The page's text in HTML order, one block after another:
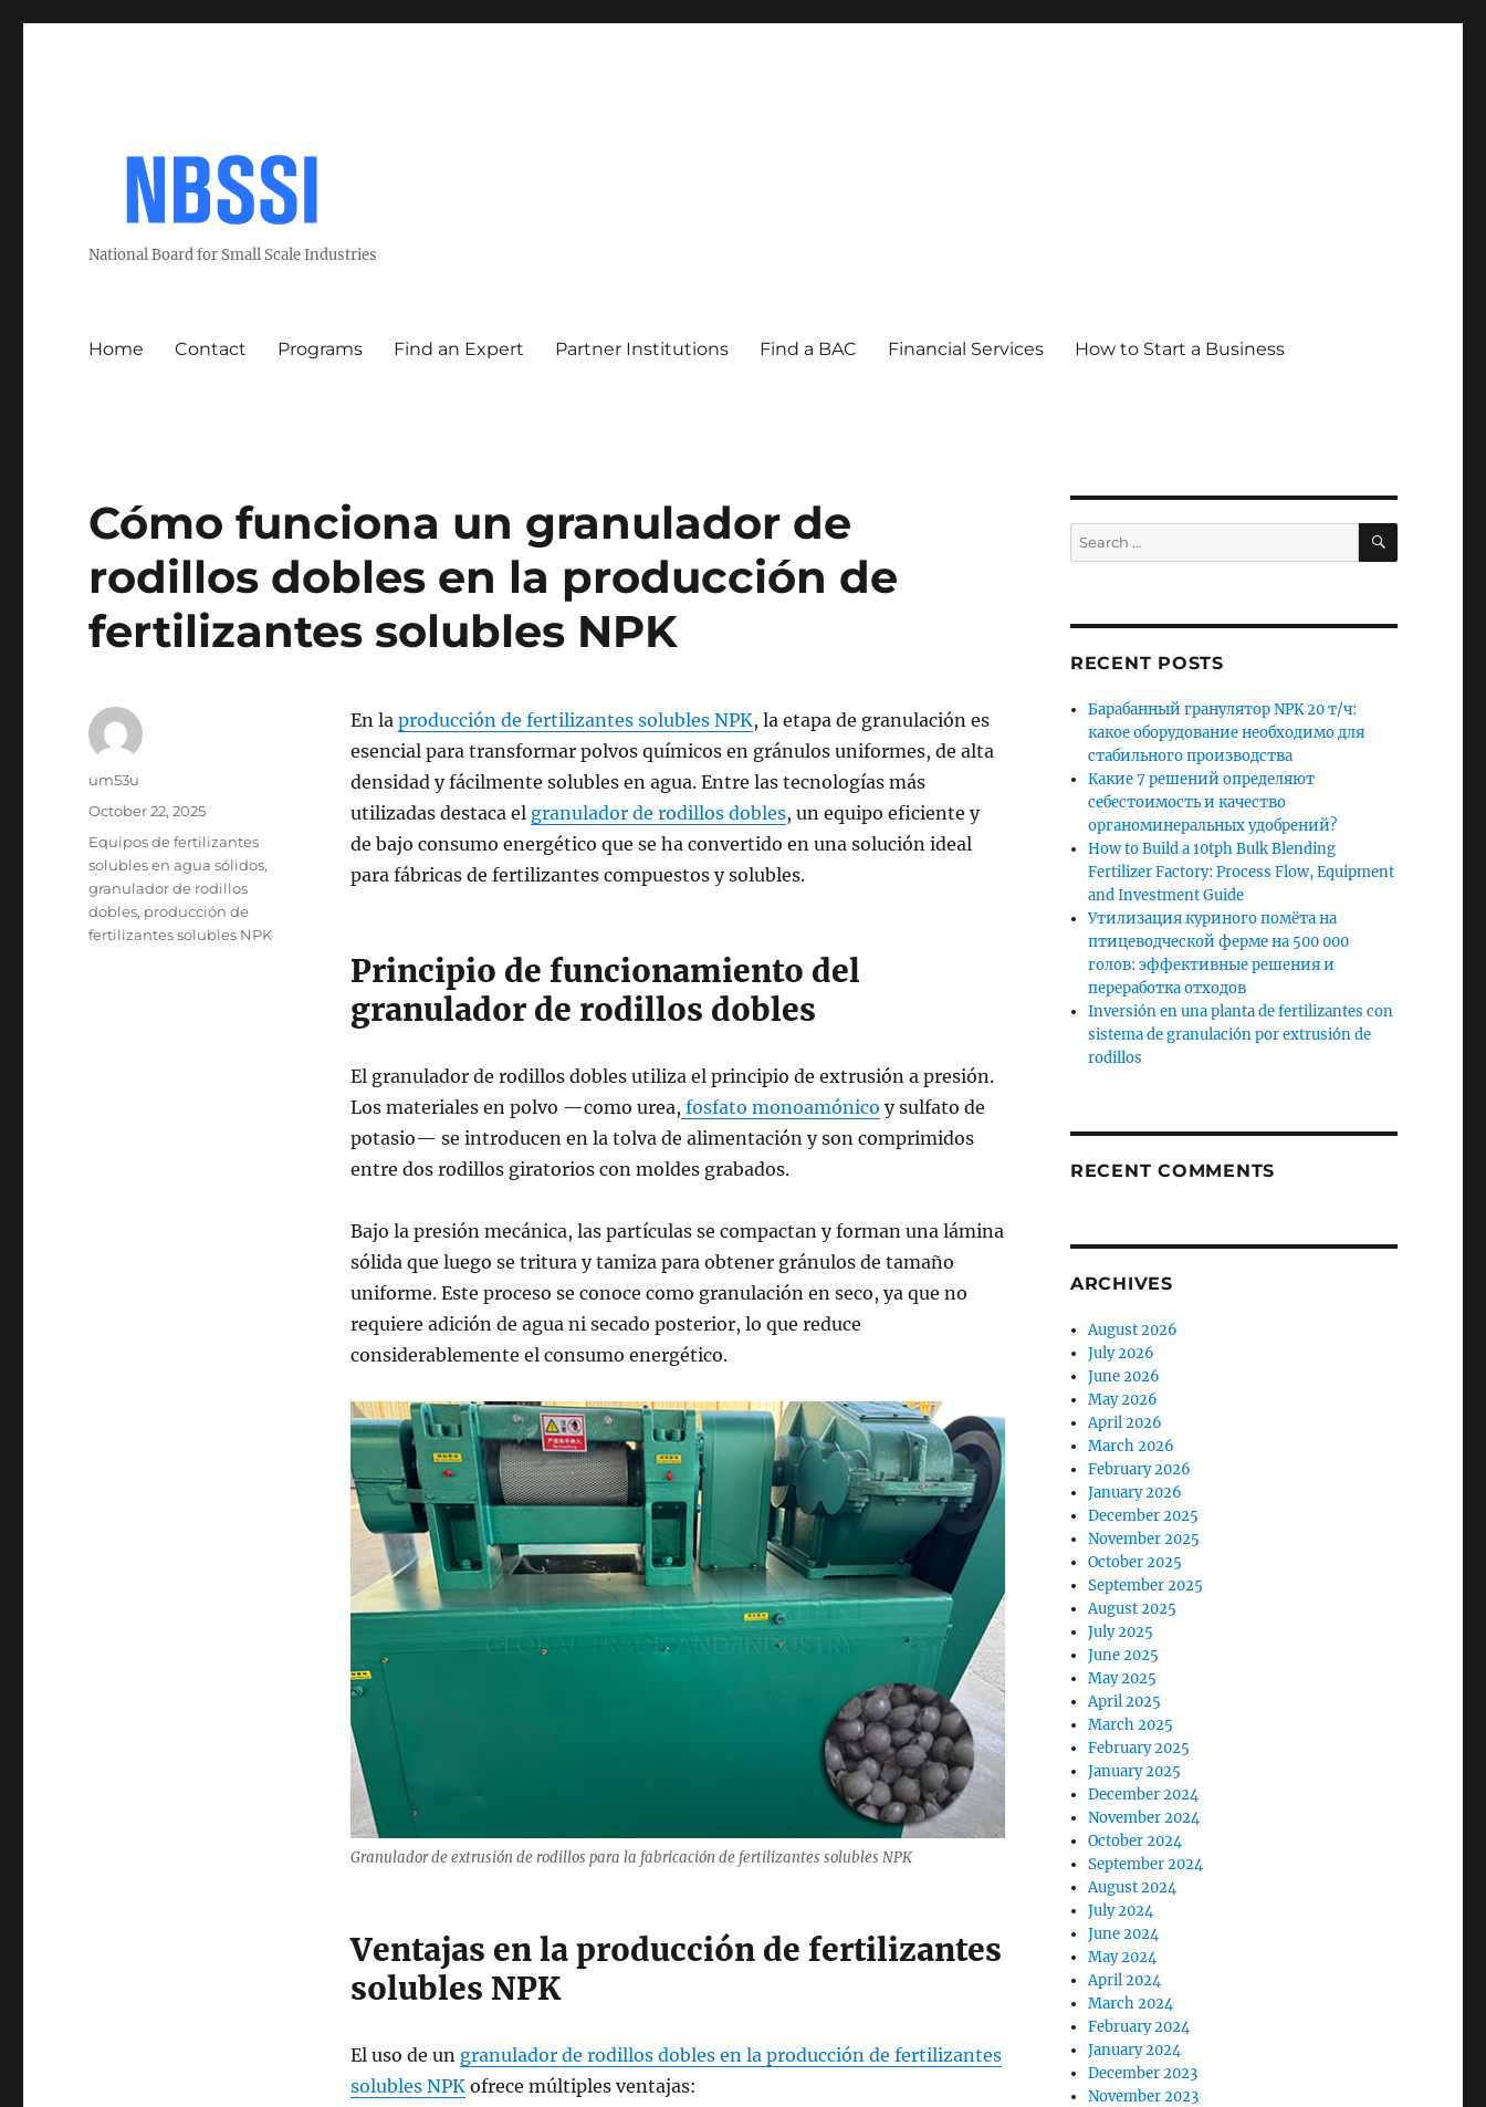
National Board for Small Scale Industries
Home Contact Programs Find an Expert Partner Institutions Find a BAC Financial Services How to Start a Business
Cómo funciona un granulador de
rodillos dobles en la producción de
fertilizantes solubles NPK
En la producción de fertilizantes solubles NPK, la etapa de granulación es
esencial para transformar polvos químicos en gránulos uniformes, de alta
densidad y fácilmente solubles en agua. Entre las tecnologías más
utilizadas destaca el granulador de rodillos dobles, un equipo eficiente y
de bajo consumo energético que se ha convertido en una solución ideal
para fábricas de fertilizantes compuestos y solubles.
Principio de funcionamiento del
granulador de rodillos dobles
El granulador de rodillos dobles utiliza el principio de extrusión a presión.
Los materiales en polvo —como urea, fosfato monoamónico y sulfato de
potasio— se introducen en la tolva de alimentación y son comprimidos
entre dos rodillos giratorios con moldes grabados.
Bajo la presión mecánica, las partículas se compactan y forman una lámina
sólida que luego se tritura y tamiza para obtener gránulos de tamaño
uniforme. Este proceso se conoce como granulación en seco, ya que no
requiere adición de agua ni secado posterior, lo que reduce
considerablemente el consumo energético.
Granulador de extrusión de rodillos para la fabricación de fertilizantes solubles NPK
Ventajas en la producción de fertilizantes
solubles NPK
El uso de un granulador de rodillos dobles en la producción de fertilizantes
solubles NPKofrece múltiples ventajas:
Author
um53u
Posted
October 22, 2025
Categories
Equipos de fertilizantes
solubles en agua sólidos,
granulador de rodillos
dobles, producción de
fertilizantes solubles NPK
Search
for:
SEARCH
RECENT POSTS
Барабанный гранулятор NPK 20 т/ч:
какое оборудование необходимо для
стабильного производства
Какие 7 решений определяют
себестоимость и качество
органоминеральных удобрений?
How to Build a 10tph Bulk Blending
Fertilizer Factory: Process Flow, Equipment
and Investment Guide
Утилизация куриного помёта на
птицеводческой ферме на 500 000
голов: эффективные решения и
переработка отходов
Inversión en una planta de fertilizantes con
sistema de granulación por extrusión de
rodillos
RECENT COMMENTS
ARCHIVES
August 2026
July 2026
June 2026
May 2026
April 2026
March 2026
February 2026
January 2026
December 2025
November 2025
October 2025
September 2025
August 2025
July 2025
June 2025
May 2025
April 2025
March 2025
February 2025
January 2025
December 2024
November 2024
October 2024
September 2024
August 2024
July 2024
June 2024
May 2024
April 2024
March 2024
February 2024
January 2024
December 2023
November 2023